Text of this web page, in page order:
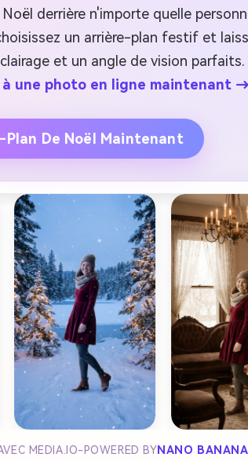
derrière n'importe quelle
un arrière-plan festif et
et un angle de vision parfaits.
une photo en ligne maintenant →
De Noël Maintenant
MEDIA.IO-POWERED BYNANO